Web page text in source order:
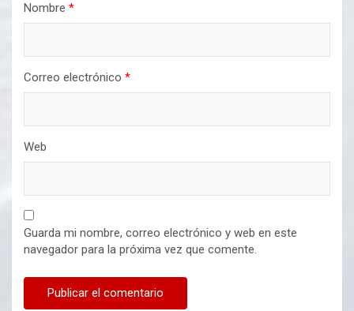
Nombre *
Correo electrónico *
Web
Guarda mi nombre, correo electrónico y web en este
navegador para la próxima vez que comente.